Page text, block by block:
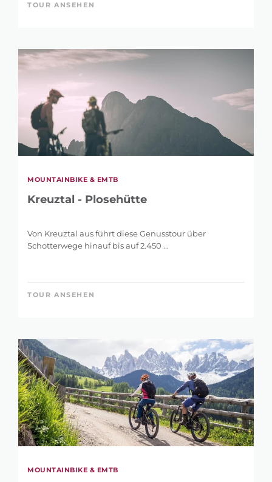
TOUR ANSEHEN
MOUNTAINBIKE & EMTB
Kreuztal - Plosehütte
Von Kreuztal aus führt diese Genusstour über
Schotterwege hinauf bis auf 2.450 ...
TOUR ANSEHEN
MOUNTAINBIKE & EMTB